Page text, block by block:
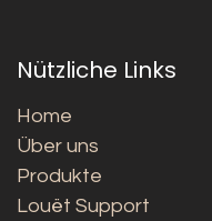
Nützliche Links
Home
Über uns
Produkte
Louët Support